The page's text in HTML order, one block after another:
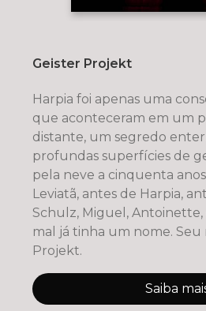
Geister Projekt
Harpia foi apenas uma
que aconteceram em um
distante, um segredo
profundas superfícies de
pela neve a cinquenta anos atrás.
Leviatã, antes de Harpia,
Schulz, Miguel, Antoinette,
mal já tinha um nome. Seu
Projekt.
Saiba